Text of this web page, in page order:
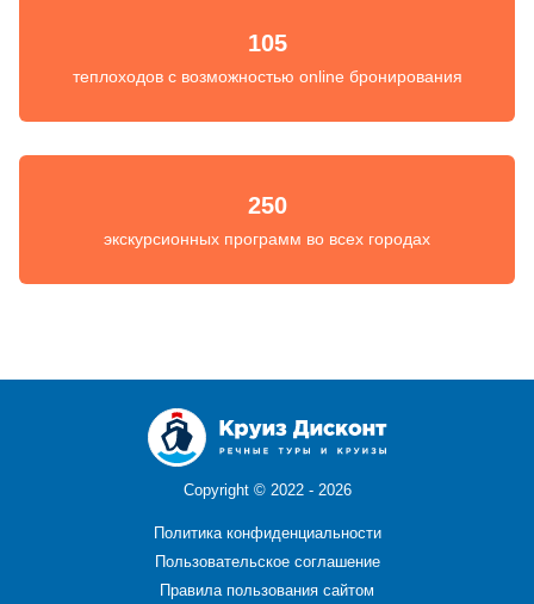
105
теплоходов с возможностью online бронирования
250
экскурсионных программ во всех городах
Copyright © 2022 - 2026
Политика конфиденциальности
Пользовательское соглашение
Правила пользования сайтом